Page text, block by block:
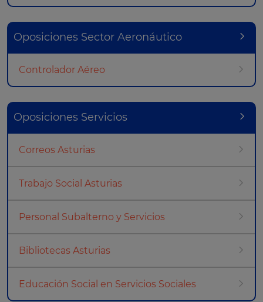
Oposiciones Sector Aeronáutico
Controlador Aéreo
Oposiciones Servicios
Correos Asturias
Trabajo Social Asturias
Personal Subalterno y Servicios
Bibliotecas Asturias
Educación Social en Servicios Sociales